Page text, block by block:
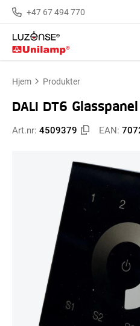
+47 67 494 770
Hjem Produkter
DALI DT6
Art.nr: 4509379 EAN: